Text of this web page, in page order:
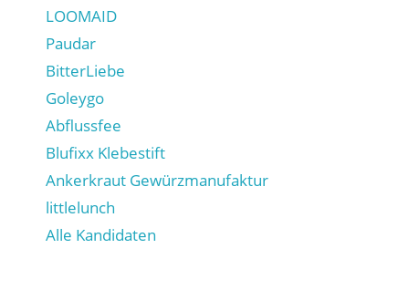
LOOMAID
Paudar
BitterLiebe
Goleygo
Abflussfee
Blufixx Klebestift
Ankerkraut Gewürzmanufaktur
littlelunch
Alle Kandidaten